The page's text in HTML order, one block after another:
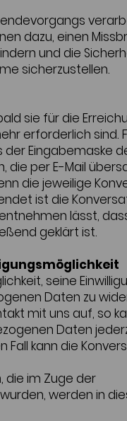
dazu, einen
und die
sicherzustellen.
sie für die
erforderlich sind.
Eingabemaske
die per E-Mail
die jeweilige
ist die
lässt,
geklärt ist.
seine
Daten zu
mit uns auf, so
Daten
Fall kann die
die im Zuge der
werden in